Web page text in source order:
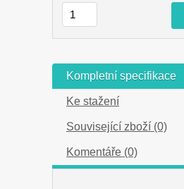
Kompletní specifikace
Ke stažení
Související zboží (0)
Komentáře (0)